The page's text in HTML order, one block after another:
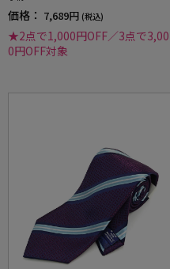
価格： 7,689円 (税込)
★2点で1,000円OFF／3点で3,00
0円OFF対象